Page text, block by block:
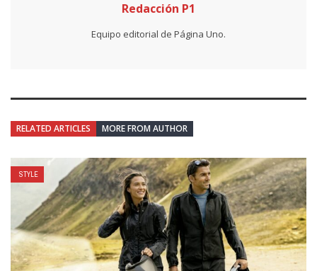
Redacción P1
Equipo editorial de Página Uno.
RELATED ARTICLES MORE FROM AUTHOR
STYLE